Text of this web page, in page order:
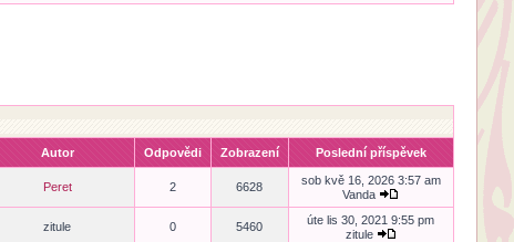
Autor Odpovědi Zobrazení Poslední příspěvek
Peret 2 6628
sob kvě 16, 2026 3:57 am
Vanda
zitule 0 5460
úte lis 30, 2021 9:55 pm
zitule